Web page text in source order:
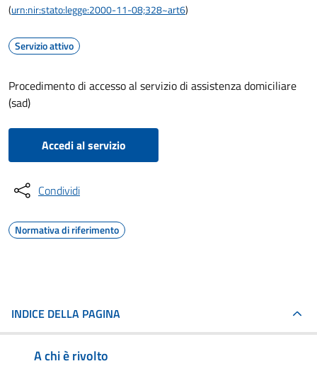
(urn:nir:stato:legge:2000-11-08;328~art6)
Servizio attivo
Procedimento di accesso al servizio di assistenza domiciliare
(sad)
Accedi al servizio
Condividi
Normativa di riferimento
INDICE DELLA PAGINA
A chi è rivolto